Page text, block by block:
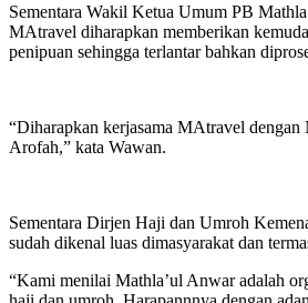
Sementara Wakil Ketua Umum PB
MAtravel diharapkan memberikan
penipuan sehingga terlantar bahkan
“Diharapkan kerjasama MAtravel
Arofah,” kata Wawan.
Sementara Dirjen Haji dan Umroh
sudah dikenal luas dimasyarakat dan
“Kami menilai Mathla’ul Anwar adalah